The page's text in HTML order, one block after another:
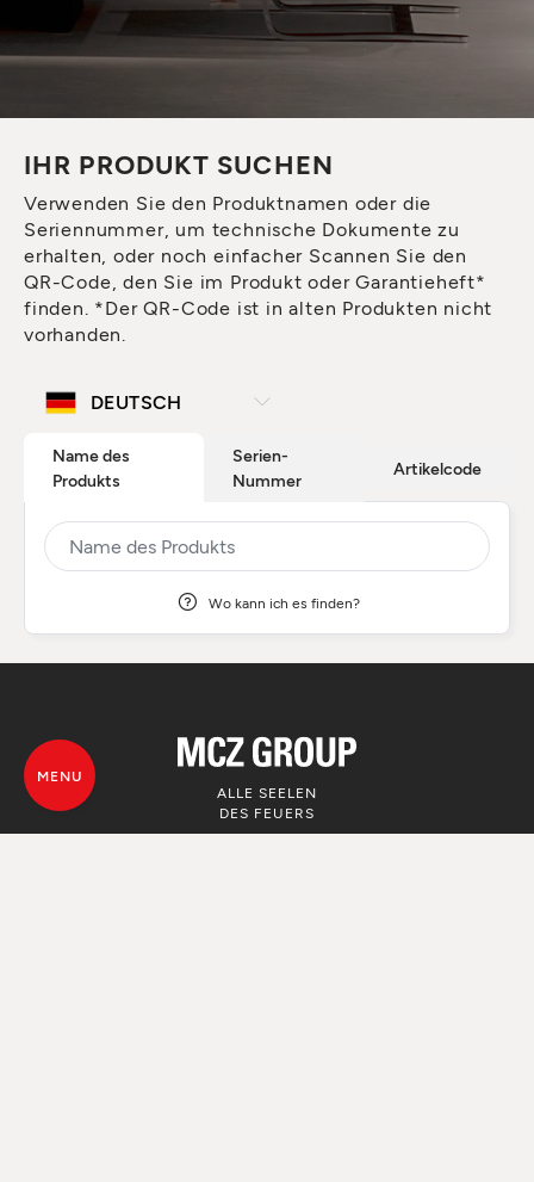
IHR PRODUKT SUCHEN
Verwenden Sie den Produktnamen oder die
Seriennummer, um technische Dokumente zu
erhalten, oder noch einfacher Scannen Sie den
QR-Code, den Sie im Produkt oder Garantieheft*
finden. *Der QR-Code ist in alten Produkten nicht
vorhanden.
Name des
Produkts
Serien-
Nummer
Artikelcode
Wo kann ich es finden?
ALLE SEELEN
DES FEUERS
MENU